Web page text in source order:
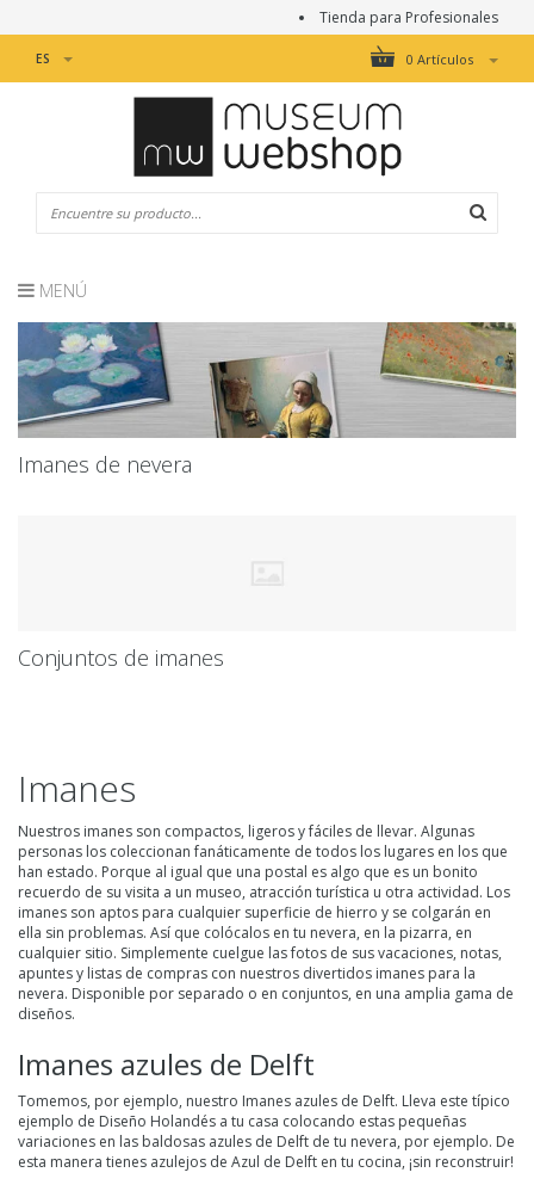
Tienda para Profesionales
0 Artículos
ES
MENÚ
Imanes de nevera
Conjuntos de imanes
Imanes
Nuestros imanes son compactos, ligeros y fáciles de llevar. Algunas
personas los coleccionan fanáticamente de todos los lugares en los que
han estado. Porque al igual que una postal es algo que es un bonito
recuerdo de su visita a un museo, atracción turística u otra actividad. Los
imanes son aptos para cualquier superficie de hierro y se colgarán en
ella sin problemas. Así que colócalos en tu nevera, en la pizarra, en
cualquier sitio. Simplemente cuelgue las fotos de sus vacaciones, notas,
apuntes y listas de compras con nuestros divertidos imanes para la
nevera. Disponible por separado o en conjuntos, en una amplia gama de
diseños.
Imanes azules de Delft
Tomemos, por ejemplo, nuestro Imanes azules de Delft. Lleva este típico
ejemplo de Diseño Holandés a tu casa colocando estas pequeñas
variaciones en las baldosas azules de Delft de tu nevera, por ejemplo. De
esta manera tienes azulejos de Azul de Delft en tu cocina, ¡sin reconstruir!